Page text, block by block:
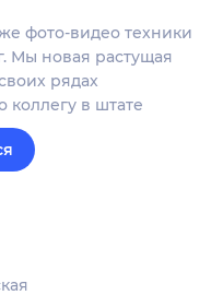
фото-видео техники
Мы новая растущая
рядах
коллегу в штате